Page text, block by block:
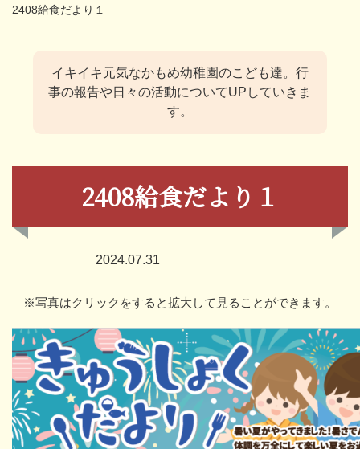
2408給食だより１
イキイキ元気なかもめ幼稚園のこども達。 行
事の報告や日々の活動についてUPしていきま
す。
2408給食だより１
2024.07.31
※写真はクリックをすると拡大して見ることができます。